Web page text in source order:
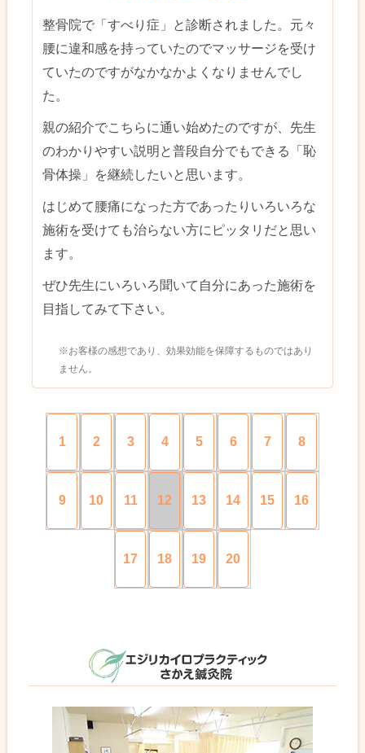
整骨院で「すべり症」と診断されました。元々
腰に違和感を持っていたのでマッサージを受け
ていたのですがなかなかよくなりませんでし
た。
親の紹介でこちらに通い始めたのですが、先生
のわかりやすい説明と普段自分でもできる「恥
骨体操」を継続したいと思います。
はじめて腰痛になった方であったりいろいろな
施術を受けても治らない方にピッタリだと思い
ます。
ぜひ先生にいろいろ聞いて自分にあった施術を
目指してみて下さい。
※お客様の感想であり、効果効能を保障するものではあり
ません。
1 2 3 4 5 6 7 8
9 10 11 12 13 14 15 16
17 18 19 20